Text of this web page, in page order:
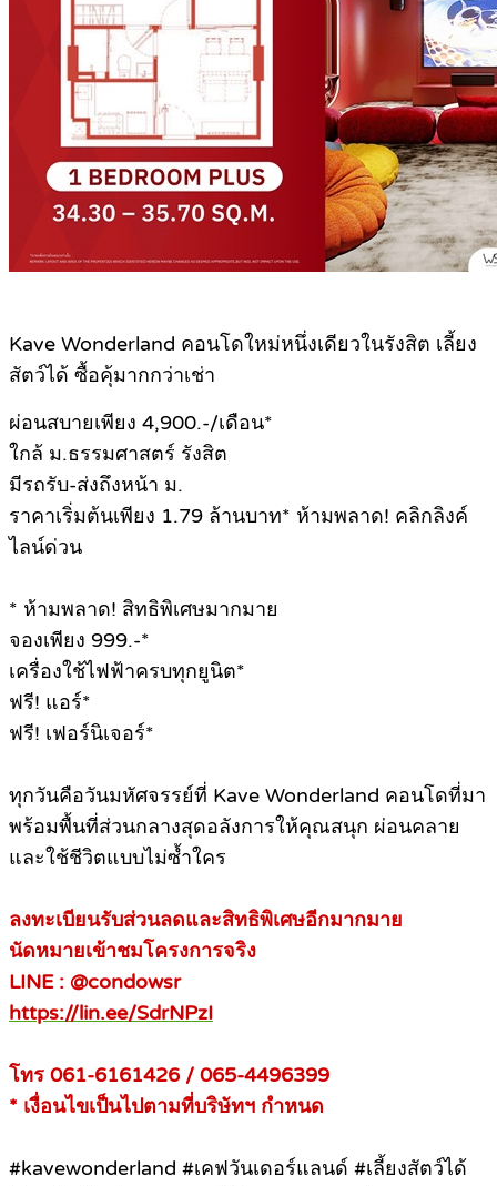
Kave Wonderland คอนโดใหม่หนึ่งเดียวในรังสิต เลี้ยง
สัตว์ได้ ซื้อคุ้มากกว่าเช่า
ผ่อนสบายเพียง 4,900.-/เดือน*
ใกล้ ม.ธรรมศาสตร์ รังสิต
มีรถรับ-ส่งถึงหน้า ม.
ราคาเริ่มต้นเพียง 1.79 ล้านบาท* ห้ามพลาด! คลิกลิงค์
ไลน์ด่วน
* ห้ามพลาด! สิทธิพิเศษมากมาย
จองเพียง 999.-*
เครื่องใช้ไฟฟ้าครบทุกยูนิต*
ฟรี! แอร์*
ฟรี! เฟอร์นิเจอร์*
ทุกวันคือวันมหัศจรรย์ที่ Kave Wonderland คอนโดที่มา
พร้อมพื้นที่ส่วนกลางสุดอลังการให้คุณสนุก ผ่อนคลาย
และใช้ชีวิตแบบไม่ซ้ำใคร
ลงทะเบียนรับส่วนลดและสิทธิพิเศษอีกมากมาย
นัดหมายเข้าชมโครงการจริง
LINE : @condowsr
https://lin.ee/SdrNPzI
โทร 061-6161426 / 065-4496399
* เงื่อนไขเป็นไปตามที่บริษัทฯ กำหนด
#kavewonderland #เคฟวันเดอร์แลนด์ #เลี้ยงสัตว์ได้